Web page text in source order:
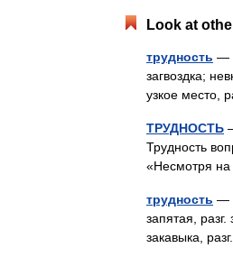
Look at
трудность —
загвоздка;
узкое место,
ТРУДНОСТЬ
Трудность
«Несмотря
трудность —
запятая, разг.
закавыка,